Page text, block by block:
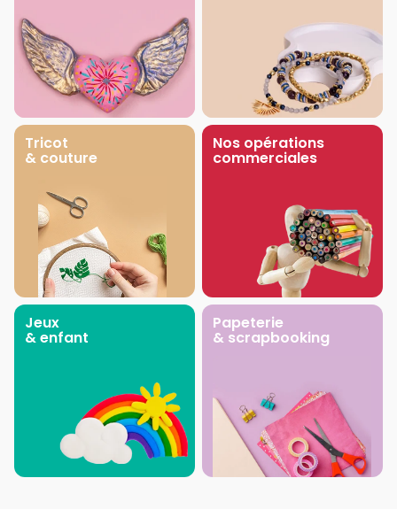
Tricot
& couture
Nos opérations
commerciales
Jeux
& enfant
Papeterie
& scrapbooking